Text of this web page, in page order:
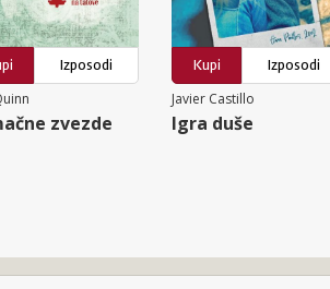
Izposodi
zvezde
Kupi
Izposodi
Javier Castillo
Igra duše